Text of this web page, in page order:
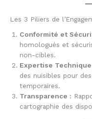
Les 3 Piliers de
Conformité et
homologués et
non-cibles.
Expertise Technique
des nuisibles pour
temporaires.
Transparence :
cartographie des